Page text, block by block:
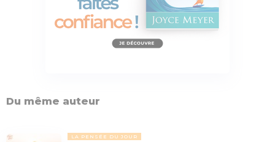
Du même auteur
LA PENSÉE DU JOUR